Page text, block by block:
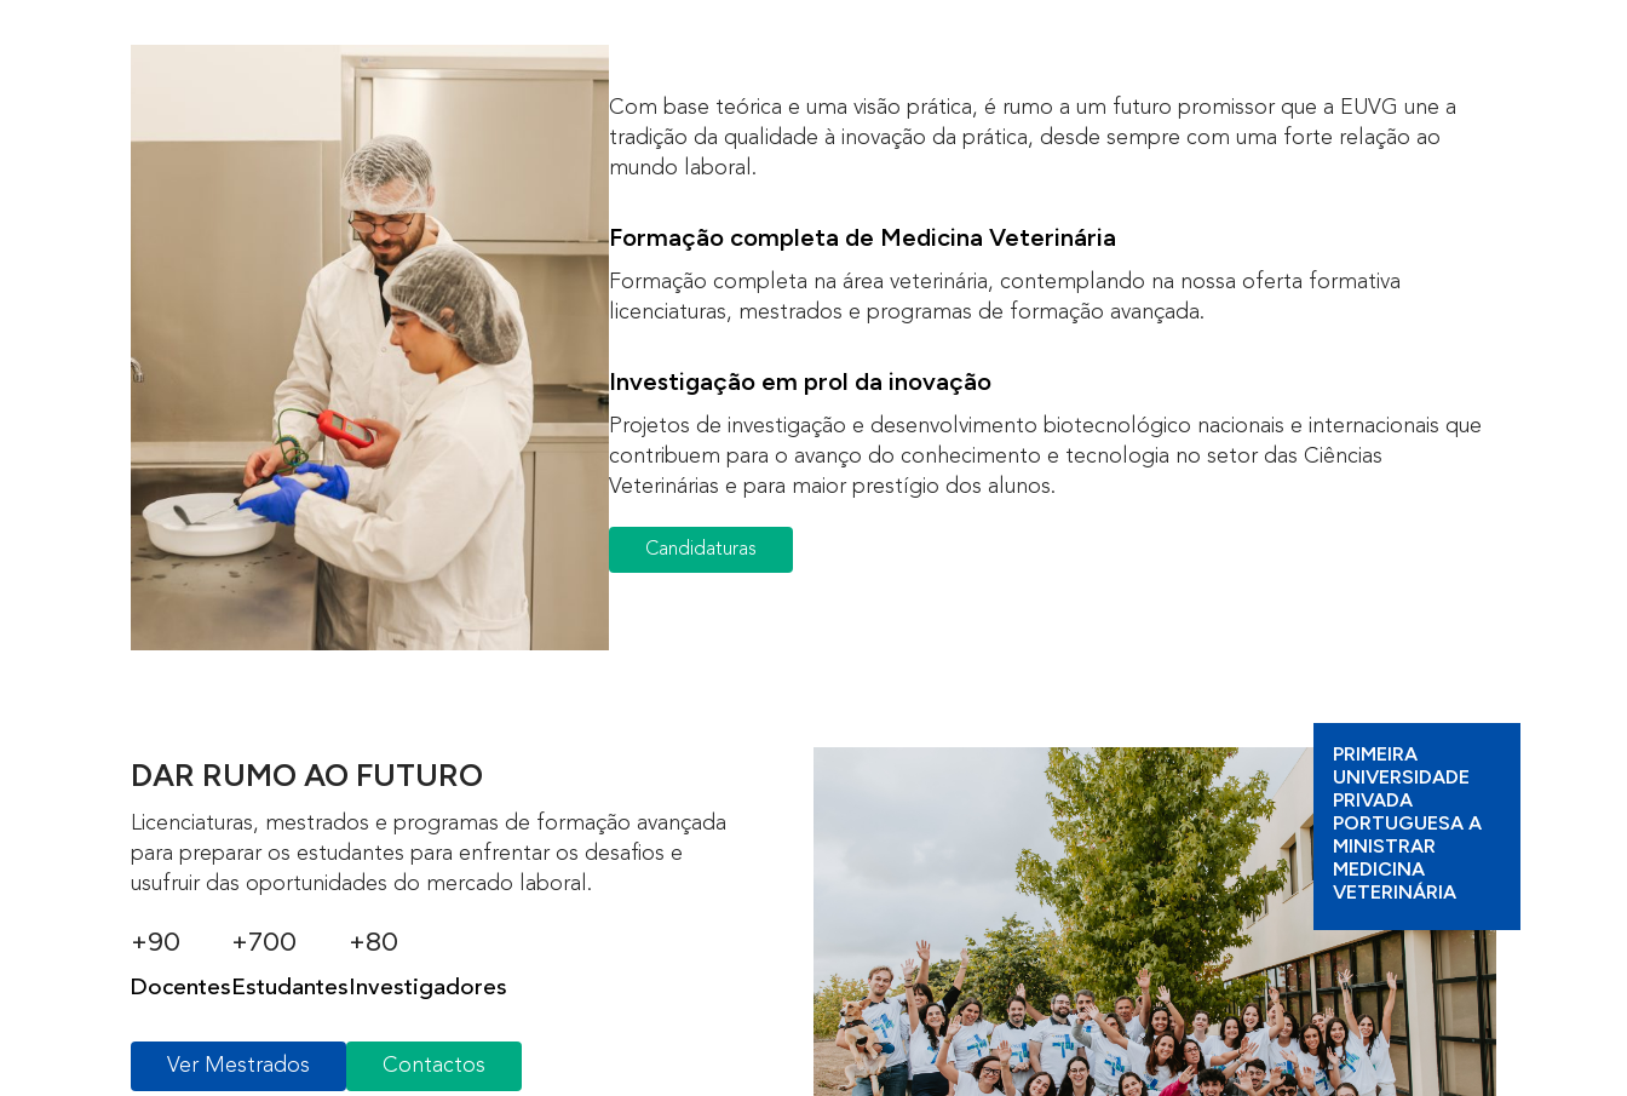
Com base teórica e uma visão prática, é rumo a um futuro promissor que a EUVG une a
tradição da qualidade à inovação da prática, desde sempre com uma forte relação ao
mundo laboral.
Formação completa de Medicina Veterinária
Formação completa na área veterinária, contemplando na nossa oferta formativa
licenciaturas, mestrados e programas de formação avançada.
Investigação em prol da inovação
Projetos de investigação e desenvolvimento biotecnológico nacionais e internacionais que
contribuem para o avanço do conhecimento e tecnologia no setor das Ciências
Veterinárias e para maior prestígio dos alunos.
Candidaturas
DAR RUMO AO FUTURO
Licenciaturas, mestrados e programas de formação avançada
para preparar os estudantes para enfrentar os desafios e
usufruir das oportunidades do mercado laboral.
Docentes
+90
Estudantes
+700
Investigadores
+80
Ver Mestrados Contactos
PRIMEIRA
UNIVERSIDADE
PRIVADA
PORTUGUESA A
MINISTRAR
MEDICINA
VETERINÁRIA